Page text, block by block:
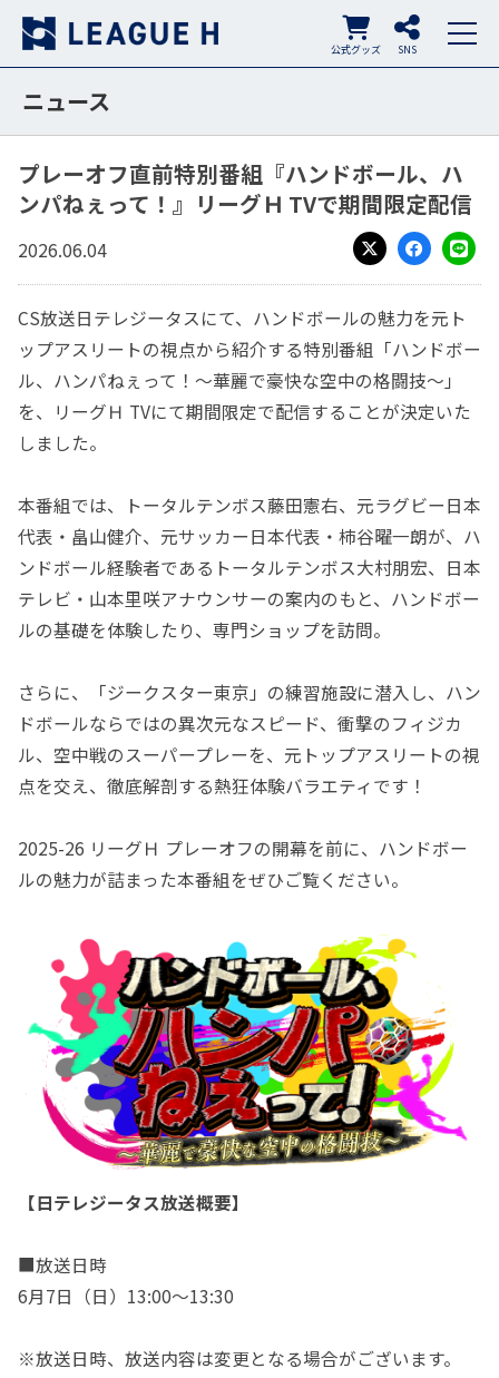
SNS
公式グッズ
ニュース
プレーオフ直前特別番組『ハンドボール、ハ
ンパねぇって！』リーグＨ TVで期間限定配信
2026.06.04
X
Facebook
LINE
CS放送日テレジータスにて、ハンドボールの魅力を元ト
ップアスリートの視点から紹介する特別番組「ハンドボー
ル、ハンパねぇって！～華麗で豪快な空中の格闘技～」
を、リーグＨ TVにて期間限定で配信することが決定いた
しました。
本番組では、トータルテンボス藤田憲右、元ラグビー日本
代表・畠山健介、元サッカー日本代表・柿谷曜一朗が、ハ
ンドボール経験者であるトータルテンボス大村朋宏、日本
テレビ・山本里咲アナウンサーの案内のもと、ハンドボー
ルの基礎を体験したり、専門ショップを訪問。
さらに、「ジークスター東京」の練習施設に潜入し、ハン
ドボールならではの異次元なスピード、衝撃のフィジカ
ル、空中戦のスーパープレーを、元トップアスリートの視
点を交え、徹底解剖する熱狂体験バラエティです！
2025-26 リーグＨ プレーオフの開幕を前に、ハンドボー
ルの魅力が詰まった本番組をぜひご覧ください。
【日テレジータス放送概要】
■放送日時
6月7日（日）13:00～13:30
※放送日時、放送内容は変更となる場合がございます。